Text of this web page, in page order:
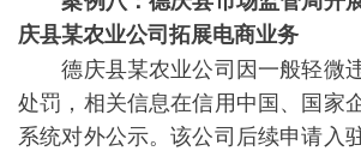
庆县某农业公司拓展电商业务
德庆县某农业公司因一般轻微
处罚，相关信息在信用中国、国家
系统对外公示。该公司后续申请入